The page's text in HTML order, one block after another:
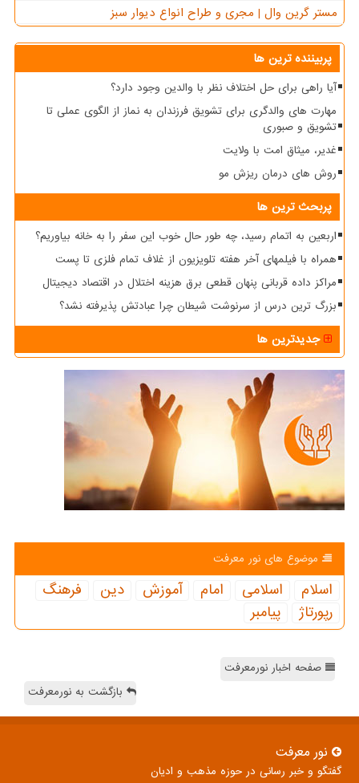
مستر گرین وال | مجری و طراح انواع دیوار سبز
پربیننده ترین ها
آیا راهی برای حل اختلاف نظر با والدین وجود دارد؟
مهارت های والدگری برای تشویق فرزندان به نماز از الگوی عملی تا
تشویق و صبوری
غدیر، میثاق امت با ولایت
روش های درمان ریزش مو
پربحث ترین ها
اربعین به اتمام رسید، چه طور حال خوب این سفر را به خانه بیاوریم؟
همراه با فیلمهای آخر هفته تلویزیون از غلاف تمام فلزی تا پست
مراکز داده قربانی پنهان قطعی برق هزینه اختلال در اقتصاد دیجیتال
بزرگ ترین درس از سرنوشت شیطان چرا عبادتش پذیرفته نشد؟
جدیدترین ها
موضوع های نور معرفت
اسلام اسلامی امام آموزش دین
فرهنگ
رپورتاژ
پیامبر
صفحه اخبار نورمعرفت
بازگشت به نورمعرفت
نور معرفت
گفتگو و خبر رسانی در حوزه مذهب و ادیان